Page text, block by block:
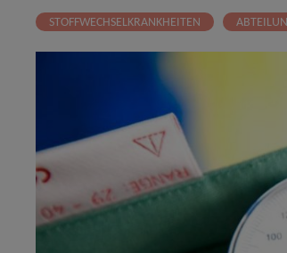
STOFFWECHSELKRANKHEITEN